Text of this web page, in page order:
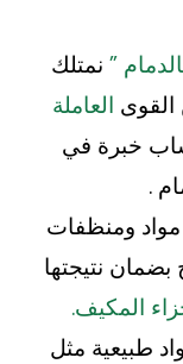
” نمتلك
العاملة
خبرة في
.
ومنظفات
بضمان نتيجتها
المكيف.
طبيعية مثل